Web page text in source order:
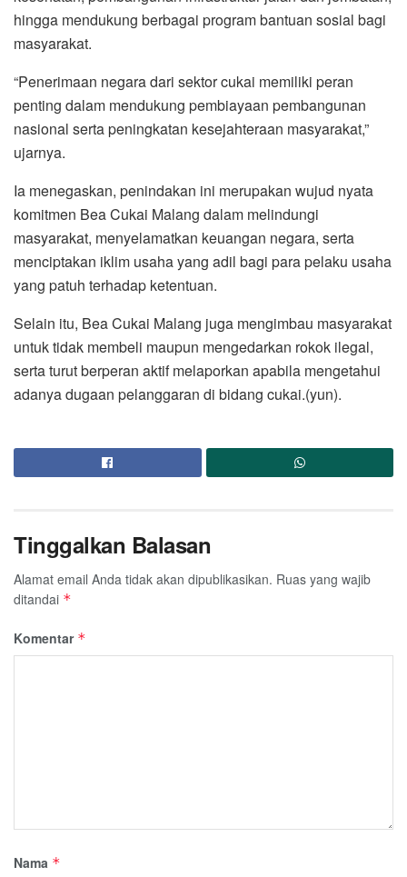
hingga mendukung berbagai program bantuan sosial bagi
masyarakat.
“Penerimaan negara dari sektor cukai memiliki peran
penting dalam mendukung pembiayaan pembangunan
nasional serta peningkatan kesejahteraan masyarakat,”
ujarnya.
Ia menegaskan, penindakan ini merupakan wujud nyata
komitmen Bea Cukai Malang dalam melindungi
masyarakat, menyelamatkan keuangan negara, serta
menciptakan iklim usaha yang adil bagi para pelaku usaha
yang patuh terhadap ketentuan.
Selain itu, Bea Cukai Malang juga mengimbau masyarakat
untuk tidak membeli maupun mengedarkan rokok ilegal,
serta turut berperan aktif melaporkan apabila mengetahui
adanya dugaan pelanggaran di bidang cukai.(yun).
Tinggalkan Balasan
Alamat email Anda tidak akan dipublikasikan. Ruas yang wajib
ditandai *
Komentar *
Nama *